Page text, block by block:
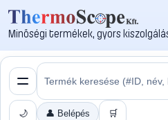
Minőségi termékek, gyors
🌙 👤 Belépés 🛒